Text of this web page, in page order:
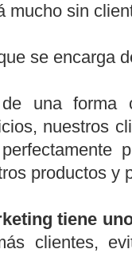
mucho sin
se encarga
una forma
nuestros
productos y
tiene
clientes,